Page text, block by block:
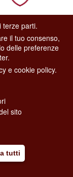
e Moda.
08
terze parti.
il tuo consenso,
delle preferenze
e cookie policy.
sito
tutti